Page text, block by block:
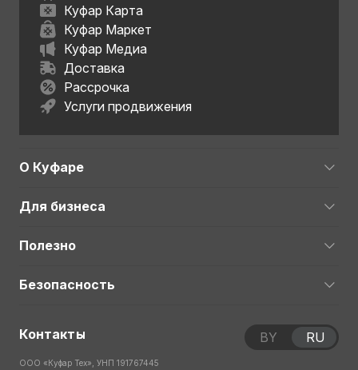
Куфар Карта
Куфар Маркет
Куфар Медиа
Доставка
Рассрочка
Услуги продвижения
О Куфаре
Для бизнеса
Полезно
Безопасность
Контакты
ООО «Куфар Тех», УНП 191767445
BY RU